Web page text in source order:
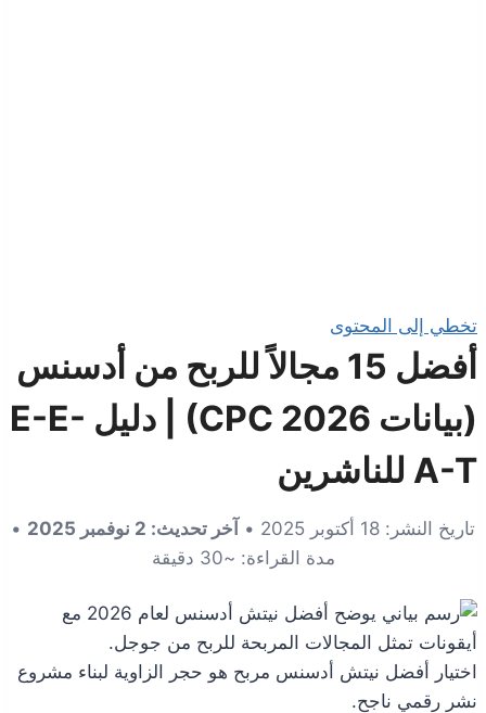
تخطي إلى المحتوى
أفضل 15 مجالاً للربح من أدسنس
(بيانات CPC 2026) | دليل E-E-
A-T للناشرين
تاريخ النشر: 18 أكتوبر 2025 • آخر تحديث: 2 نوفمبر 2025
•
مدة القراءة: ~30 دقيقة
اختيار أفضل نيتش أدسنس مربح هو حجر الزاوية لبناء مشروع
نشر رقمي ناجح.